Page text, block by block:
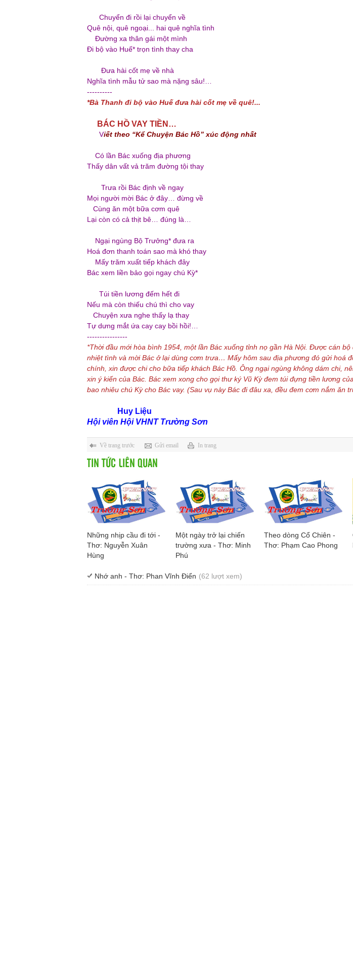
Chuyển đi rồi lại chuyển về
Quê nội, quê ngoại... hai quê nghĩa tình
Đường xa thân gái một mình
Đi bộ vào Huế* trọn tình thay cha
Đưa hài cốt mẹ về nhà
Nghĩa tình mẫu tử sao mà nặng sâu!…
----------
*Bà Thanh đi bộ vào Huế đưa hài cốt mẹ về quê!...
BÁC HỒ VAY TIỀN…
Viết theo “Kể Chuyện Bác Hồ” xúc động nhất
Có lần Bác xuống địa phương
Thấy dân vất vả trăm đường tội thay
Trưa rồi Bác định về ngay
Mọi người mời Bác ở đây… đừng về
Cùng ăn một bữa cơm quê
Lại còn có cả thịt bê… đúng là…
Ngại ngùng Bộ Trưởng* đưa ra
Hoá đơn thanh toán sao mà khó thay
Mấy trăm xuất tiếp khách đây
Bác xem liền bảo gọi ngay chú Kỳ*
Túi tiền lương đếm hết đi
Nếu mà còn thiếu chú thì cho vay
Chuyện xưa nghe thấy lạ thay
Tự dưng mắt ứa cay cay bồi hồi!…
----------------
*Thời đầu mới hòa bình 1954, một lần Bác xuống tỉnh nọ gần Hà Nội. Được cán
nhiệt tình và mời Bác ở lại dùng cơm trưa… Mấy hôm sau địa phương đó gửi hoá
chính, xin được chi cho bữa tiếp khách Bác Hồ. Ông ngại ngùng không dám chi,
xin ý kiến của Bác. Bác xem xong cho gọi thư ký Vũ Kỳ đem túi đựng tiền lương
bao nhiêu chú Kỳ cho Bác vay. (Sau vụ này Bác đi đâu xa, đều đem cơm nắm ăn
Huy Liệu
Hội viên Hội VHNT Trường Sơn
Về trang trước Gửi email In trang
TIN TỨC LIÊN QUAN
Những nhịp cầu đi tới -
Thơ: Nguyễn Xuân
Hùng
Một ngày trở lại chiến
trường xưa - Thơ: Minh
Phú
Theo dòng Cổ Chiên -
Thơ: Phạm Cao Phong
Nhớ anh - Thơ: Phan Vĩnh Điển (62 lượt xem)